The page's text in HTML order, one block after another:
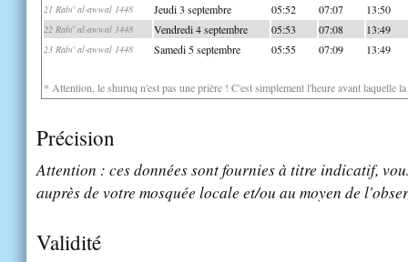
21 Rabi' al-awwal 1448 Jeudi 3 septembre 05:52 07:07 13:50
22 Rabi' al-awwal 1448 Vendredi 4 septembre 05:53 07:08 13:49
23 Rabi' al-awwal 1448 Samedi 5 septembre 05:55 07:09 13:49
* Attention, le shuruq n'est pas une prière ! C'est simplement l'heure avant laquelle
Précision
Attention : ces données sont fournies à titre indicatif,
auprès de votre mosquée locale et/ou au moyen de
Validité